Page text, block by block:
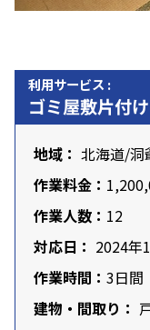
利用サービス :
ゴミ屋敷片付け
地域： 北海道/洞
作業料金：
作業人数： 12
対応日： 2024年
作業時間： 3日
建物・間取り：